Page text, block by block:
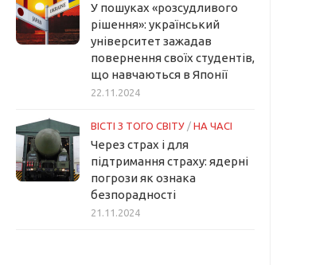
У пошуках «розсудливого
рішення»: український
університет зажадав
повернення своїх студентів,
що навчаються в Японії
22.11.2024
ВІСТІ З ТОГО СВІТУ / НА ЧАСІ
Через страх і для
підтримання страху: ядерні
погрози як ознака
безпорадності
21.11.2024